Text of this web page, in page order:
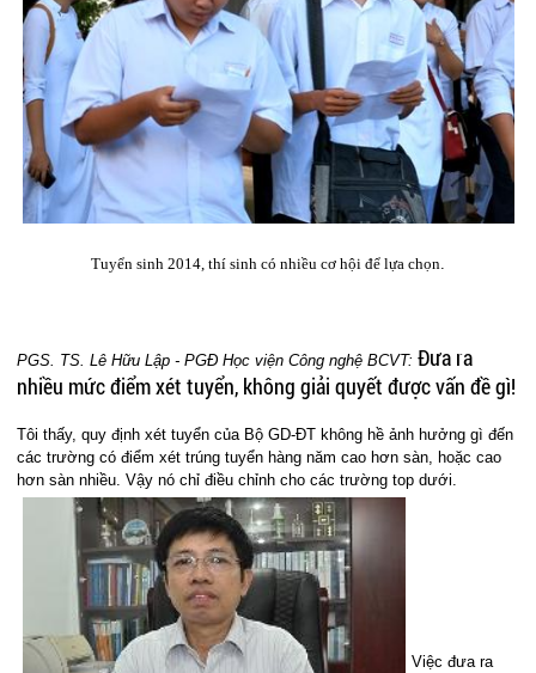
Tuyển sinh 2014, thí sinh có nhiều cơ hội để lựa chọn.
PGS. TS. Lê Hữu Lập - PGĐ Học viện Công nghệ BCVT: Đưa ra
nhiều mức điểm xét tuyển, không giải quyết được vấn đề gì!
Tôi thấy, quy định xét tuyển của Bộ GD-ĐT không hề ảnh hưởng gì đến
các trường có điểm xét trúng tuyển hàng năm cao hơn sàn, hoặc cao
hơn sàn nhiều. Vậy nó chỉ điều chỉnh cho các trường top dưới.
Việc đưa ra